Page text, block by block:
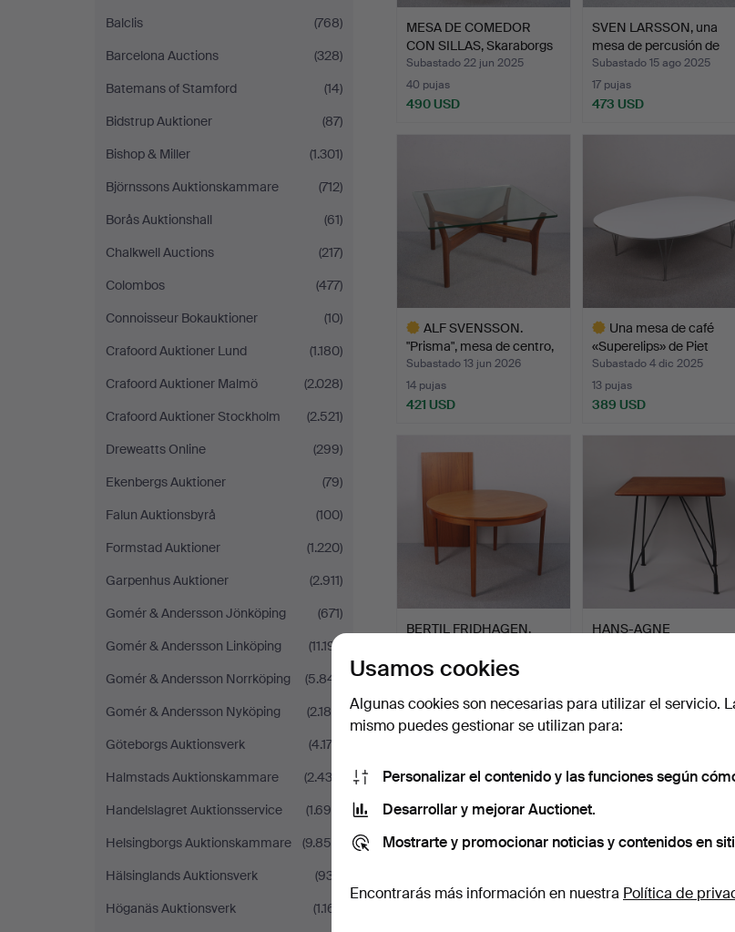
Balclis
(768)
Barcelona Auctions
(328)
Batemans of Stamford
(14)
Bidstrup Auktioner
(87)
Bishop & Miller
(1.301)
Björnssons Auktionskammare
(712)
Borås Auktionshall
(61)
Chalkwell Auctions
(217)
Colombos
(477)
Connoisseur Bokauktioner
(10)
Crafoord Auktioner Lund
(1.180)
Crafoord Auktioner Malmö
(2.028)
Crafoord Auktioner Stockholm
(2.521)
Dreweatts Online
(299)
Ekenbergs Auktioner
(79)
Falun Auktionsbyrå
(100)
Formstad Auktioner
(1.220)
Garpenhus Auktioner
(2.911)
Gomér & Andersson Jönköping
(671)
Gomér & Andersson Linköping
(11.191)
Gomér & Andersson Norrköping
(5.841)
Gomér & Andersson Nyköping
(2.180)
Göteborgs Auktionsverk
(4.173)
Halmstads Auktionskammare
(2.433)
Handelslagret Auktionsservice
(1.690)
Helsingborgs Auktionskammare
(9.855)
Hälsinglands Auktionsverk
(937)
Höganäs Auktionsverk
(1.161)
MESA DE COMEDOR
CON SILLAS, Skaraborgs
Möb…
Subastado 22 jun 2025
40 pujas
490 USD
SVEN LARSSON, una
mesa de percusión de
pin…
Subastado 15 ago 2025
17 pujas
473 USD
ALF SVENSSON.
"Prisma", mesa de centro,
p…
Subastado 13 jun 2026
14 pujas
421 USD
seleccionado
Una mesa de café
«Superelips» de Piet
Hein…
Subastado 4 dic 2025
13 pujas
389 USD
BERTIL FRIDHAGEN.
comedo…
Subastado 7 nov 2025
316 USD
HANS-AGNE
315 USD
Usamos cookies
Algunas cookies son necesarias para utilizar el servicio.
mismo puedes gestionar se utilizan para:
Personalizar el contenido y las funciones según
Desarrollar y mejorar Auctionet.
Mostrarte y promocionar noticias y contenidos en
Encontrarás más información en nuestra Política de